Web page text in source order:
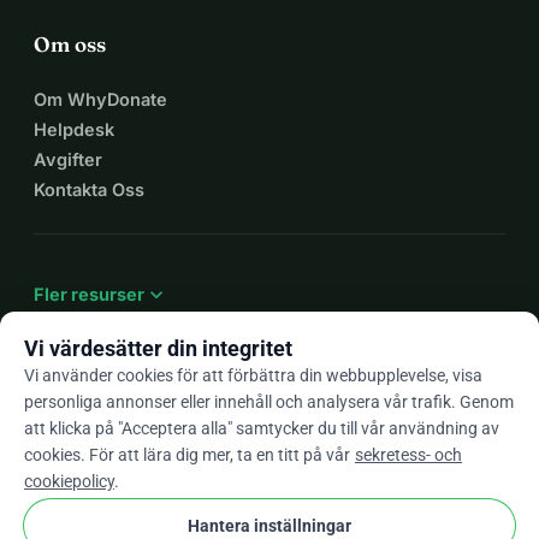
Om oss
Om WhyDonate
Helpdesk
Avgifter
Kontakta Oss
Fler resurser expand_more
Sv arrow_drop_down
★★★★★4,9 / 5 baserat på 500+ omdömen
Vi värdesätter din integritet
Vi använder cookies för att förbättra din webbupplevelse, visa
personliga annonser eller innehåll och analysera vår trafik. Genom
att klicka på "Acceptera alla" samtycker du till vår användning av
cookies. För att lära dig mer, ta en titt på vår sekretess- och
cookiepolicy.
Hantera inställningar